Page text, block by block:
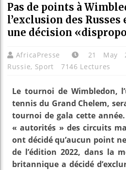
Pas de points à
l’exclusion des
une décision
AfricaPresse 21 May
Russie, Sport 7146 Lectures
Le tournoi de Wimbledon,
tennis du Grand Chelem,
tournoi de gala cette année.
« autorités » des circuits
ont décidé qu’aucun point
de l’édition 2022, dans la
britannique a décidé